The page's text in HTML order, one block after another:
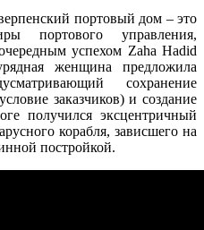
портовый дом – это
портового управления,
успехом Zaha Hadid
женщина предложила
сохранение
заказчиков) и создание
получился эксцентричный
корабля, зависшего на
постройкой.